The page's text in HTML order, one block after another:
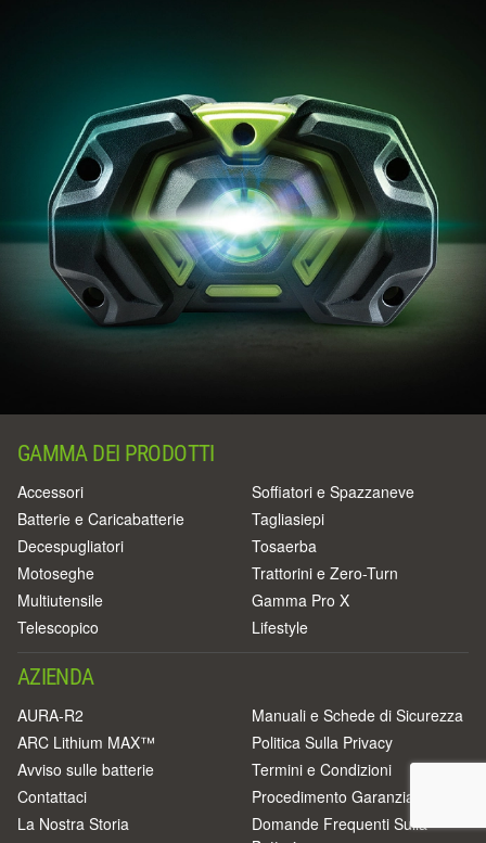
GAMMA DEI PRODOTTI
Accessori
Batterie e Caricabatterie
Decespugliatori
Motoseghe
Multiutensile
Telescopico
Soffiatori e Spazzaneve
Tagliasiepi
Tosaerba
Trattorini e Zero-Turn
Gamma Pro X
Lifestyle
AZIENDA
AURA-R2
ARC Lithium MAX™
Avviso sulle batterie
Contattaci
La Nostra Storia
Manuali e Schede di Sicurezza
Politica Sulla Privacy
Termini e Condizioni
Procedimento Garanzia
Domande Frequenti Sulla